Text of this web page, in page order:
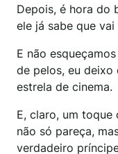
Depois, é hora do
ele já sabe que
E não
de pelos, eu deixo
estrela de cinema.
E, claro, um
não só pareça,
verdadeiro